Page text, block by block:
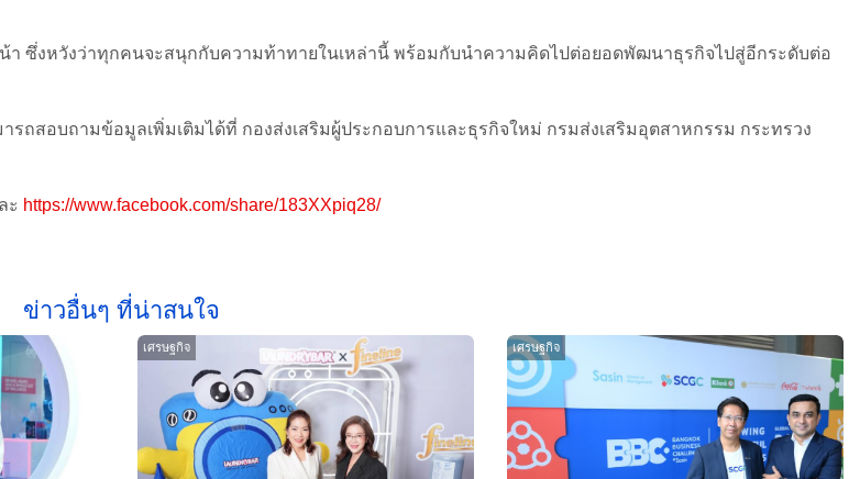
า ซึ่งหวังว่าทุกคนจะสนุกกับความท้าทายในเหล่านี้ พร้อมกับนำความคิดไปต่อยอดพัฒนาธุรกิจไปสู่อีกระดับต่อ
รถสอบถามข้อมูลเพิ่มเติมได้ที่ กองส่งเสริมผู้ประกอบการและธุรกิจใหม่ กรมส่งเสริมอุตสาหกรรม กระทรวง
ะ https://www.facebook.com/share/183XXpiq28/
ข่าวอื่นๆ ที่น่าสนใจ
เศรษฐกิจ เศรษฐกิจ